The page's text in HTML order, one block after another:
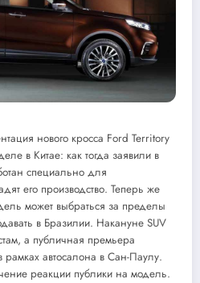
нового кросса Ford Territory
в Китае: как тогда заявили в
специально для
его производство. Теперь же
может выбраться за пределы
в Бразилии. Накануне SUV
а публичная премьера
автосалона в Сан-Паулу.
реакции публики на модель.